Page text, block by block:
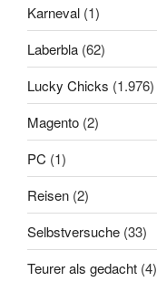
Karneval (1)
Laberbla (62)
Lucky Chicks (1.976)
Magento (2)
PC (1)
Reisen (2)
Selbstversuche (33)
Teurer als gedacht (4)